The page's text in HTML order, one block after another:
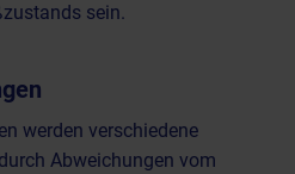
sein.
werden verschiedene
Abweichungen vom